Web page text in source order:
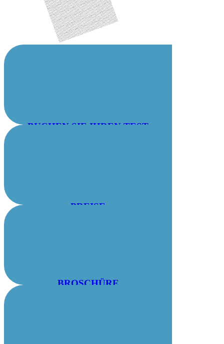
BUCHEN SIE IHREN TEST
PREISE
BROSCHÜRE